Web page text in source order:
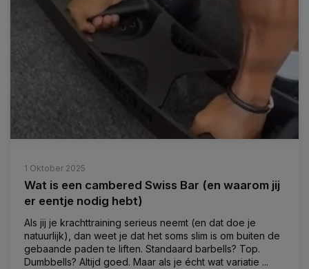
1 Oktober 2025
Wat is een cambered Swiss Bar (en waarom jij
er eentje nodig hebt)
Als jij je krachttraining serieus neemt (en dat doe je
natuurlijk), dan weet je dat het soms slim is om buiten de
gebaande paden te liften. Standaard barbells? Top.
Dumbbells? Altijd goed. Maar als je écht wat variatie ...